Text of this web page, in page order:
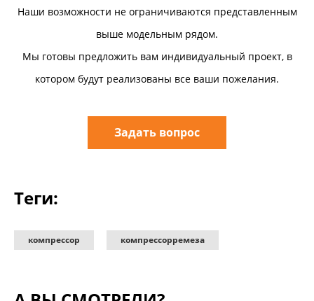
Наши возможности не ограничиваются представленным
выше модельным рядом.
Мы готовы предложить вам индивидуальный проект, в
котором будут реализованы все ваши пожелания.
Задать вопрос
Теги:
компрессор компрессорремеза